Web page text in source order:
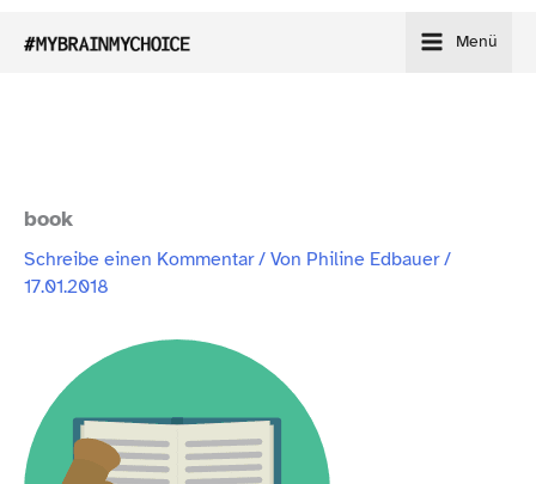
Inhalt
Menü
book
Schreibe einen Kommentar/ Von Philine Edbauer/
17.01.2018